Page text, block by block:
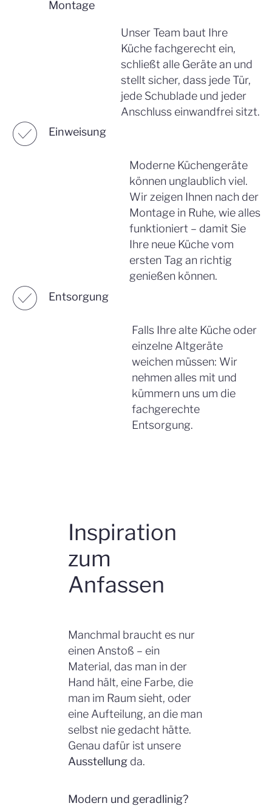
Montage
Unser Team baut Ihre
Küche fachgerecht ein,
schließt alle Geräte an und
stellt sicher, dass jede Tür,
jede Schublade und jeder
Anschluss einwandfrei sitzt.
☑︎ Einweisung
Moderne Küchengeräte
können unglaublich viel.
Wir zeigen Ihnen nach der
Montage in Ruhe, wie alles
funktioniert – damit Sie
Ihre neue Küche vom
ersten Tag an richtig
genießen können.
☑︎ Entsorgung
Falls Ihre alte Küche oder
einzelne Altgeräte
weichen müssen: Wir
nehmen alles mit und
kümmern uns um die
fachgerechte
Entsorgung.
Inspiration
zum
Anfassen
Manchmal braucht es nur
einen Anstoß – ein
Material, das man in der
Hand hält, eine Farbe, die
man im Raum sieht, oder
eine Aufteilung, an die man
selbst nie gedacht hätte.
Genau dafür ist unsere
Ausstellung da.
Modern und geradlinig?